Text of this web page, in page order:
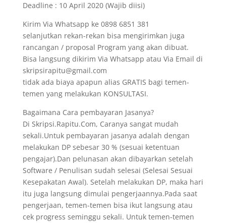
Deadline : 10 April 2020 (Wajib diisi)
Kirim Via Whatsapp ke 0898 6851 381
selanjutkan rekan-rekan bisa mengirimkan juga
rancangan / proposal Program yang akan dibuat.
Bisa langsung dikirim Via Whatsapp atau Via Email di
skripsirapitu@gmail.com
tidak ada biaya apapun alias GRATIS bagi temen-
temen yang melakukan KONSULTASI.
Bagaimana Cara pembayaran Jasanya?
Di Skripsi.Rapitu.Com, Caranya sangat mudah
sekali.Untuk pembayaran jasanya adalah dengan
melakukan DP sebesar 30 % (sesuai ketentuan
pengajar).Dan pelunasan akan dibayarkan setelah
Software / Penulisan sudah selesai (Selesai Sesuai
Kesepakatan Awal). Setelah melakukan DP, maka hari
itu juga langsung dimulai pengerjaannya.Pada saat
pengerjaan, temen-temen bisa ikut langsung atau
cek progress seminggu sekali. Untuk temen-temen